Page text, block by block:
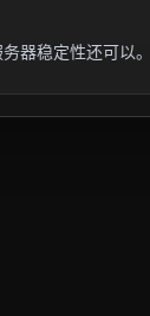
器稳定性还可以。